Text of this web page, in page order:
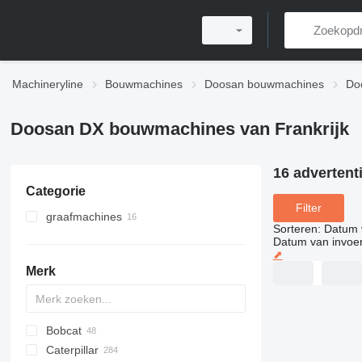
Machineryline Bouwmachines Doosan bouwmachines
Doosan DX bouwmachines van Frankrijk
Categorie
graafmachines
overslagkranen
Merk
Titan
AS
AC
AV
ROC
1404
1505
600 - series
BG
BM
TDX
BB
DTV
Bobcat
463
CK
B-series
580
Caterpillar
16
Filter
Sorteren: Datum
Datum van
⬈